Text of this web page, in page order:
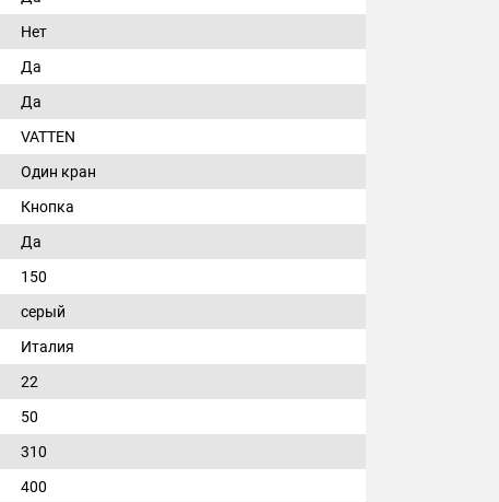
Нет
Да
Да
VATTEN
Один кран
Кнопка
Да
150
серый
Италия
22
50
310
400